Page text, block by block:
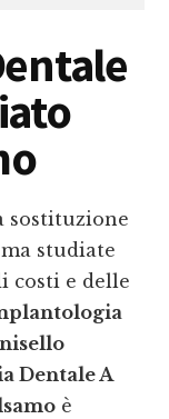
sostituzione
studiate
costi e delle
Dentale A
è